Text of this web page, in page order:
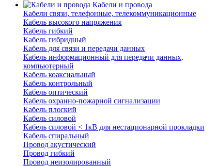
Кабели и провода
Кабели связи, телефонные, телекоммуникационные
Кабель высокого напряжения
Кабель гибкий
Кабель гибридный
Кабель для связи и передачи данных
Кабель информационный для передачи данных,
компьютерный
Кабель коаксиальный
Кабель контрольный
Кабель оптический
Кабель охранно-пожарной сигнализации
Кабель плоский
Кабель силовой
Кабель силовой < 1кВ для нестационарной прокладки
Кабель спиральный
Провод акустический
Провод гибкий
Провод неизолированный